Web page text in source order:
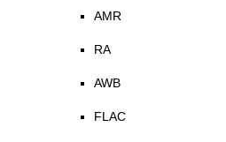
AMR
RA
AWB
FLAC